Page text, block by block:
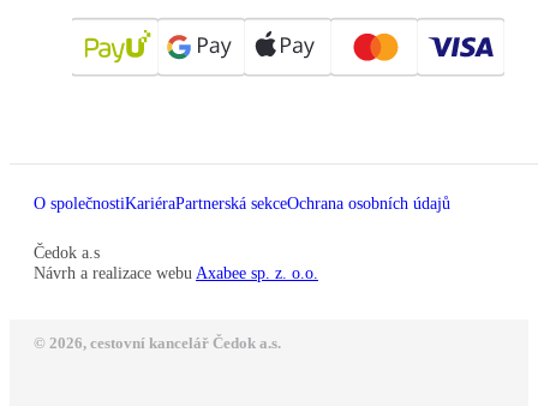
O společnostiKariéraPartnerská sekceOchrana osobních údajů
Čedok a.s
Návrh a realizace webu Axabee sp. z. o.o.
© 2026, cestovní kancelář Čedok a.s.